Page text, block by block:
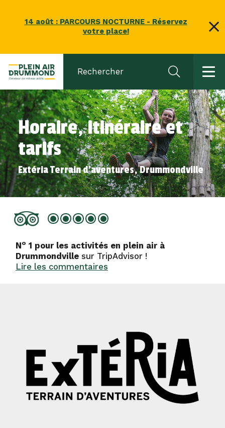
14 août : PARCOURS NOCTURNE - Réservez
votre place!
Horaire, itinéraire et
tarifs
Extéria Terrain d'aventures, Drummondville
No 1 pour les activités en plein air à
Drummondvillesur TripAdvisor !
Lire les commentaires
4,6 étoiles sur 5 surGoogle selon plus de 200
commentaires !
Lire les commentaires
Extéria en Hiver
Extéria
Circuit des traditions
À propos
conception